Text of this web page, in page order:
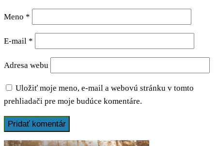
Meno *
E-mail *
Adresa webu
Uložiť moje meno, e-mail a webovú stránku v tomto
prehliadači pre moje budúce komentáre.